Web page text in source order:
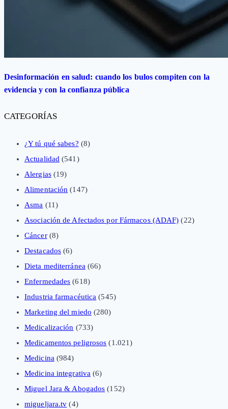
Desinformación en salud: cuando los bulos compiten con la
evidencia y con la confianza pública
CATEGORÍAS
¿Y tú qué sabes? (8)
Actualidad (541)
Alergias(19)
Alimentación (147)
Asma (11)
Asociación de Afectados por Fármacos (ADAF) (22)
Cáncer(8)
Destacados (6)
Dieta mediterránea(66)
Enfermedades (618)
Industria farmacéutica (545)
Marketing del miedo (280)
Medicalización (733)
Medicamentos peligrosos (1.021)
Medicina(984)
Medicina integrativa (6)
Miguel Jara & Abogados (152)
migueljara.tv (4)